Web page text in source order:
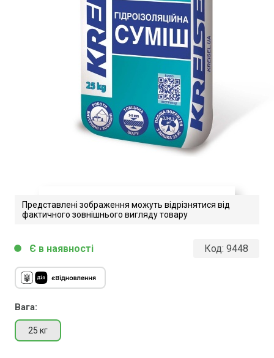
Kreisel Fliessbodenspachtel 412.
Представлені зображення можуть відрізнятися від
фактичного зовнішнього вигляду товару
Код: 9448
Вага:
25 кг
circle Є в наявності